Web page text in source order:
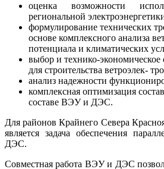
оценка возможности
региональной
формулирование технических
основе комплексного анализа
потенциала и климатических
выбор и технико-
для строительства ветроэлек-
анализ надежности
комплексная оптимизация
составе ВЭУ и ДЭС.
Для районов Крайнего Севера
является задача обеспечения
ДЭС.
Совместная работа ВЭУ и ДЭС